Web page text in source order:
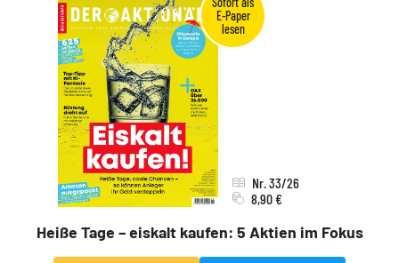
Heiße Tage – eiskalt kaufen: 5 Aktien im Fokus
Nr. 33/26
8,90 €